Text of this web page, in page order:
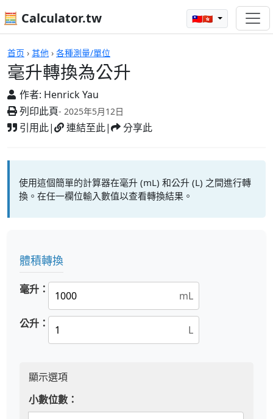
🧮 Calculator.tw 🇹🇼🇭🇰
首页 › 其他 › 各種測量/單位
毫升轉換為公升
作者: Henrick Yau
列印此頁- 2025年5月12日
引用此| 連結至此| 分享此
計算機
使用這個簡單的計算器在毫升 (mL) 和公升 (L) 之間進行轉
換。在任一欄位輸入數值以查看轉換結果。
體積轉換
毫升： mL
公升： L
顯示選項
小數位數：